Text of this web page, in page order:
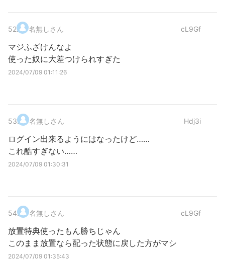
52. 名無しさん cL9Gf
マジふざけんなよ
使った奴に大差つけられすぎた
2024/07/09 01:11:26
53. 名無しさん Hdj3i
ログイン出来るようにはなったけど……
これ酷すぎない……
2024/07/09 01:30:31
54. 名無しさん cL9Gf
放置特典使ったもん勝ちじゃん
このまま放置なら配った状態に戻した方がマシ
2024/07/09 01:35:43